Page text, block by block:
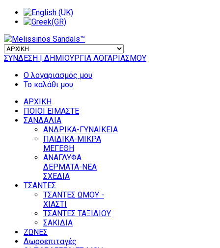
ΣΥΝΔΕΣΗ | ΔΗΜΙΟΥΡΓΙΑ ΛΟΓΑΡΙΑΣΜΟΥ
Ο λογαριασμός μου
Το καλάθι μου
ΑΡΧΙΚΗ
ΠΟΙΟΙ ΕΙΜΑΣΤΕ
ΣΑΝΔΑΛΙΑ
ΑΝΔΡΙΚΑ-ΓΥΝΑΙΚΕΙΑ
ΠΑΙΔΙΚΑ-ΜΙΚΡΑ
ΜΕΓΕΘΗ
ΑΝΑΓΛΥΦΑ
ΔΕΡΜΑΤΑ-ΝΕΑ
ΣΧΕΔΙΑ
ΤΣΑΝΤΕΣ
ΤΣΑΝΤΕΣ ΩΜΟΥ -
ΧΙΑΣΤΙ
ΤΣΑΝΤΕΣ ΤΑΞΙΔΙΟΥ
ΣΑΚΙΔΙΑ
ΖΩΝΕΣ
Δωροεπιταγές